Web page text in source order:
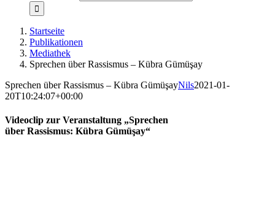
Startseite
Publikationen
Mediathek
Sprechen über Rassismus – Kübra Gümüşay
Sprechen über Rassismus – Kübra GümüşayNils2021-01-
20T10:24:07+00:00
Videoclip zur Veranstaltung „Sprechen
über Rassismus: Kübra Gümüşay“